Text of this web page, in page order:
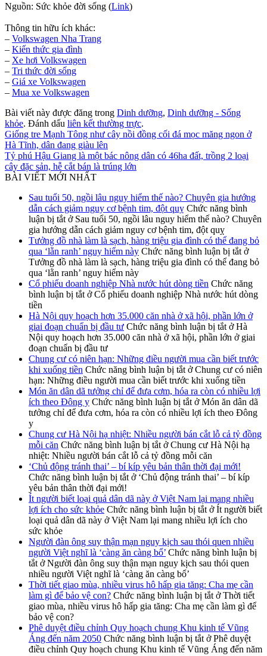
Nguồn: Sức khỏe đời sống (Link)
Thông tin hữu ích khác:
– Volkswagen Nha Trang
– Kiến thức gia đình
– Xe hơi Volkswagen
– Tri thức đời sống
– Giá xe Volkswagen
– Mua xe Volkswagen
Bài viết này được đăng trong Dinh dưỡng, Dinh dưỡng - Sống
khỏe. Đánh dấu liên kết thường trực.
Giống tre Mạnh Tông như cây nồi đồng cối đá mọc măng ngon ở
Hà Tĩnh, dân đang giàu lên
Tỷ phú Hậu Giang là một bác nông dân có 46ha đất, trồng 2 loại
cây đặc sản, hễ cắt bán là trúng lớn
BÀI VIẾT MỚI NHẤT
Sau tuổi 50, ngồi lâu nguy hiểm thế nào? Chuyên gia hướng
dẫn cách giảm nguy cơ bệnh tim, đột quỵ Chức năng bình
luận bị tắt ở Sau tuổi 50, ngồi lâu nguy hiểm thế nào? Chuyên
gia hướng dẫn cách giảm nguy cơ bệnh tim, đột quỵ
Tưởng đồ nhà làm là sạch, hàng triệu gia đình có thể đang bỏ
qua ‘lằn ranh’ nguy hiểm này Chức năng bình luận bị tắt ở
Tưởng đồ nhà làm là sạch, hàng triệu gia đình có thể đang bỏ
qua ‘lằn ranh’ nguy hiểm này
Cổ phiếu doanh nghiệp Nhà nước hút dòng tiền Chức năng
bình luận bị tắt ở Cổ phiếu doanh nghiệp Nhà nước hút dòng
tiền
Hà Nội quy hoạch hơn 35.000 căn nhà ở xã hội, phần lớn ở
giai đoạn chuẩn bị đầu tư Chức năng bình luận bị tắt ở Hà
Nội quy hoạch hơn 35.000 căn nhà ở xã hội, phần lớn ở giai
đoạn chuẩn bị đầu tư
Chung cư có niên hạn: Những điều người mua cần biết trước
khi xuống tiền Chức năng bình luận bị tắt ở Chung cư có niên
hạn: Những điều người mua cần biết trước khi xuống tiền
Món ăn dân dã tưởng chỉ để đưa cơm, hóa ra còn có nhiều lợi
ích theo Đông y Chức năng bình luận bị tắt ở Món ăn dân dã
tưởng chỉ để đưa cơm, hóa ra còn có nhiều lợi ích theo Đông
y
Chung cư Hà Nội hạ nhiệt: Nhiều người bán cắt lỗ cả tỷ đồng
mỗi căn Chức năng bình luận bị tắt ở Chung cư Hà Nội hạ
nhiệt: Nhiều người bán cắt lỗ cả tỷ đồng mỗi căn
‘Chủ động tránh thai’ – bí kíp yêu bản thân thời đại mới!
Chức năng bình luận bị tắt ở ‘Chủ động tránh thai’ – bí kíp
yêu bản thân thời đại mới!
Ít người biết loại quả dân dã này ở Việt Nam lại mang nhiều
lợi ích cho sức khỏe Chức năng bình luận bị tắt ở Ít người biết
loại quả dân dã này ở Việt Nam lại mang nhiều lợi ích cho
sức khỏe
Người đàn ông suy thận mạn nguy kịch sau thói quen nhiều
người Việt nghĩ là ‘càng ăn càng bổ’ Chức năng bình luận bị
tắt ở Người đàn ông suy thận mạn nguy kịch sau thói quen
nhiều người Việt nghĩ là ‘càng ăn càng bổ’
Thời tiết giao mùa, nhiều virus hô hấp gia tăng: Cha mẹ cần
làm gì để bảo vệ con? Chức năng bình luận bị tắt ở Thời tiết
giao mùa, nhiều virus hô hấp gia tăng: Cha mẹ cần làm gì để
bảo vệ con?
Phê duyệt điều chỉnh Quy hoạch chung Khu kinh tế Vũng
Áng đến năm 2050 Chức năng bình luận bị tắt ở Phê duyệt
điều chỉnh Quy hoạch chung Khu kinh tế Vũng Áng đến năm